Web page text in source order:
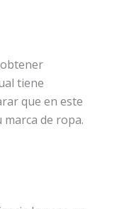
tiene
que en este
de ropa.